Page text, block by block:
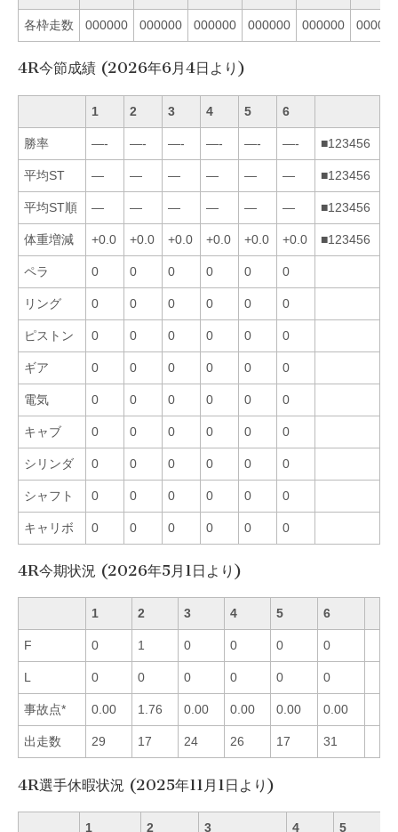
各枠走数 000000 000000 000000 000000 000000 000000
4R今節成績 (2026年6月4日より)
1 2 3 4 5 6
勝率 —- —- —- —- —- —- ■123456
平均ST — — — — — — ■123456
平均ST順 — — — — — — ■123456
体重増減 +0.0 +0.0 +0.0 +0.0 +0.0 +0.0 ■123456
ペラ 0 0 0 0 0 0
リング 0 0 0 0 0 0
ピストン 0 0 0 0 0 0
ギア 0 0 0 0 0 0
電気 0 0 0 0 0 0
キャブ 0 0 0 0 0 0
シリンダ 0 0 0 0 0 0
シャフト 0 0 0 0 0 0
キャリボ 0 0 0 0 0 0
4R今期状況 (2026年5月1日より)
1 2 3 4 5 6
F 0 1 0 0 0 0
L 0 0 0 0 0 0
事故点* 0.00 1.76 0.00 0.00 0.00 0.00
出走数 29 17 24 26 17 31
4R選手休暇状況 (2025年11月1日より)
1 2 3 4 5